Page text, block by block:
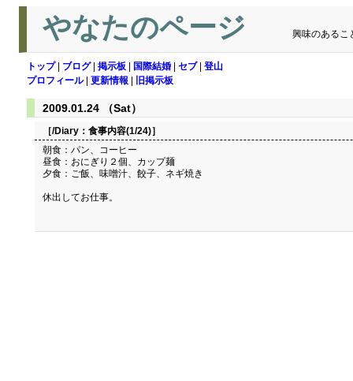
やなたのページ 興味のあるこ
トップ| ブログ| 掲示板 国際結婚 セブ| 登山
プロフィール| 更新情報 旧掲示板
2009.01.24 （Sat）
［/Diary： 食事内容(1/24)］
朝食：パン、コーヒー
昼食：おにぎり２個、カップ麺
夕食：ご飯、味噌汁、餃子、ネギ焼き
休出してお仕事。